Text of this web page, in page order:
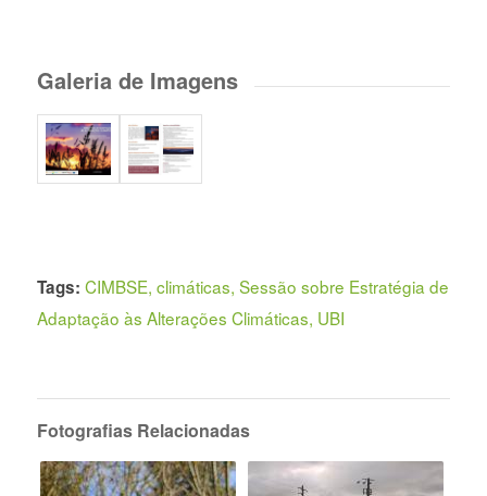
Galeria de Imagens
Tags: CIMBSE, climáticas, Sessão sobre Estratégia de
Adaptação às Alterações Climáticas, UBI
Fotografias Relacionadas